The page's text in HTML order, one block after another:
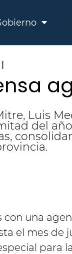
|
Luis
del
con una
el mes de
para